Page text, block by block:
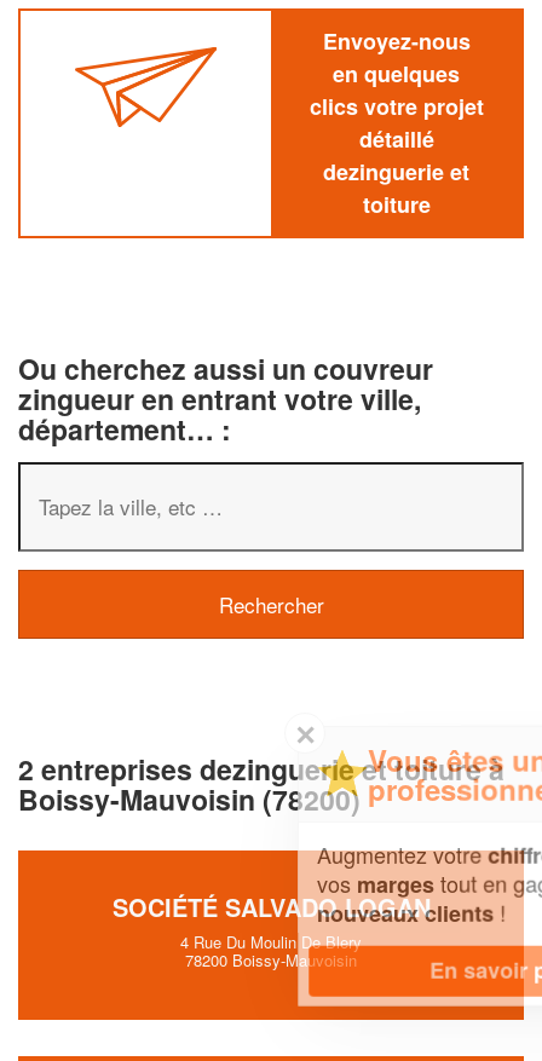
Envoyez-nous
en quelques
clics votre projet
détaillé
dezinguerie et
toiture
Ou cherchez aussi un couvreur
zingueur en entrant votre ville,
département… :
2 entreprises dezinguerie et toiture à
Boissy-Mauvoisin (78200)
SOCIÉTÉ SALVADO LOGAN
4 Rue Du Moulin De Blery
78200 Boissy-Mauvoisin
Vous êtes un
professionnel ?
Augmentez votrechiffre d'affaireset
tout en gagnant de
nouveaux clients!
En savoir plus